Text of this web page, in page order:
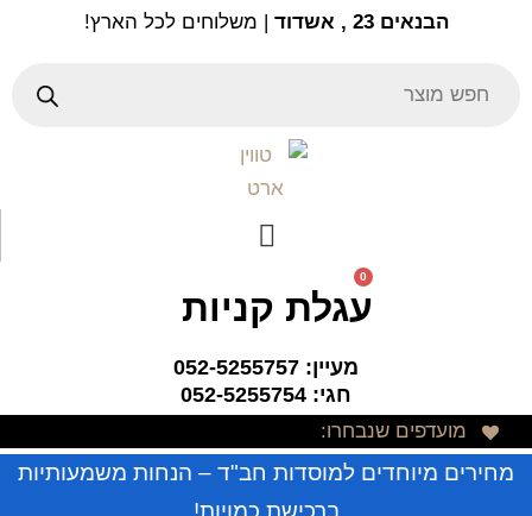
הבנאים 23 , אשדוד | משלוחים לכל הארץ!
search
0
עגלת קניות
מעיין: 052-5255757
חגי: 052-5255754
מועדפים שנבחרו:
מחירים מיוחדים למוסדות חב"ד – הנחות משמעותיות
ברכישת כמויות!